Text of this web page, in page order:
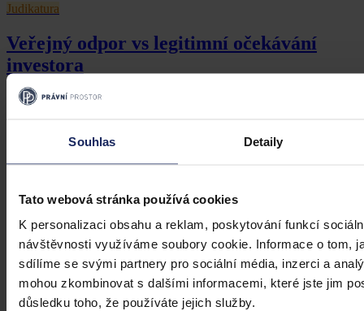
Souhlas Detaily
Tato webová stránka používá cookies
K personalizaci obsahu a reklam, poskytování funkcí
návštěvnosti využíváme soubory cookie. Informace o tom,
sdílíme se svými partnery pro sociální média, inzerci a
mohou zkombinovat s dalšími informacemi, které jste jim
důsledku toho, že používáte jejich služby.
Judikatura
Veřejný odpor vs legitimní očekávání
investora
Investiční očekávání nemůže mít přednost před demokratickým